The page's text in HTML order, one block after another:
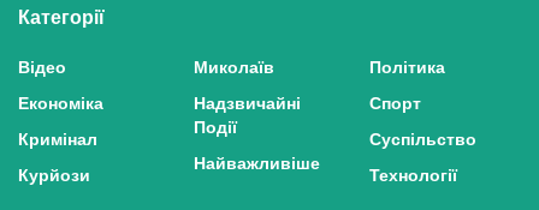
Категорії
Відео
Економіка
Кримінал
Курйози
Миколаїв
Надзвичайні
Події
Найважливіше
Політика
Спорт
Суспільство
Технології